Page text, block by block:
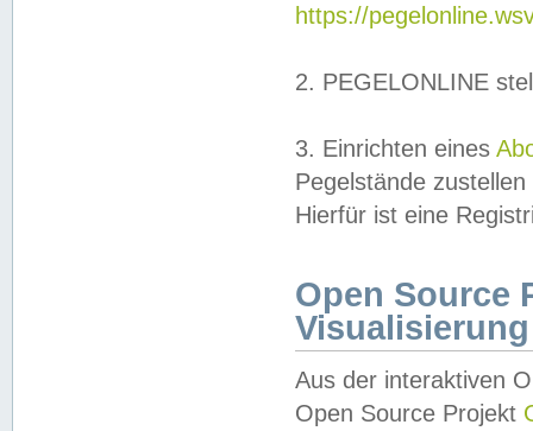
https://
2. PEGELONLINE
3. Einrichten eines
Pegelstände
Hierfür ist eine
Open Source
Visualisierung
Aus der interaktiven
Open Source Projekt